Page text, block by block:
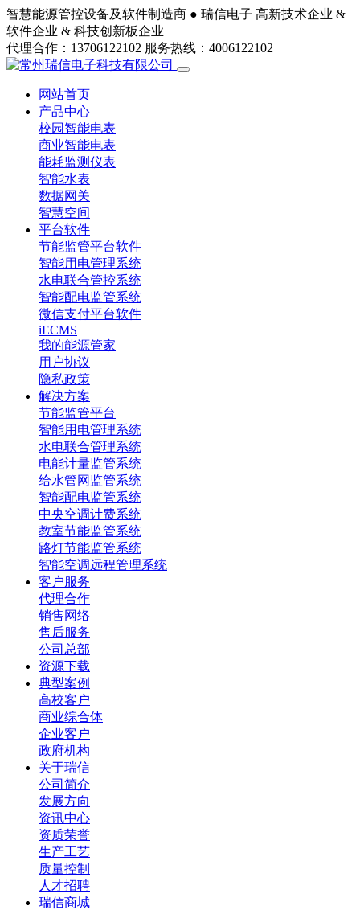
智慧能源管控设备及软件制造商 ● 瑞信电子 高新技术企业 &
软件企业 & 科技创新板企业
代理合作：13706122102 服务热线：4006122102
网站首页
产品中心
校园智能电表
商业智能电表
能耗监测仪表
智能水表
数据网关
智慧空间
平台软件
节能监管平台软件
智能用电管理系统
水电联合管控系统
智能配电监管系统
微信支付平台软件
iECMS
我的能源管家
用户协议
隐私政策
解决方案
节能监管平台
智能用电管理系统
水电联合管理系统
电能计量监管系统
给水管网监管系统
智能配电监管系统
中央空调计费系统
教室节能监管系统
路灯节能监管系统
智能空调远程管理系统
客户服务
代理合作
销售网络
售后服务
公司总部
资源下载
典型案例
高校客户
商业综合体
企业客户
政府机构
关于瑞信
公司简介
发展方向
资讯中心
资质荣誉
生产工艺
质量控制
人才招聘
瑞信商城